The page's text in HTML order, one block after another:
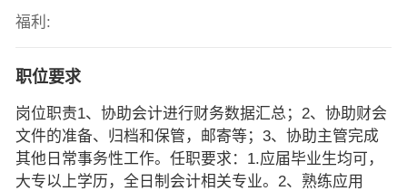
福利:
职位要求
岗位职责1、协助会计进行财务数据汇总；2、协助财会
文件的准备、归档和保管，邮寄等；3、协助主管完成
其他日常事务性工作。任职要求：1.应届毕业生均可，
大专以上学历，全日制会计相关专业。2、熟练应用